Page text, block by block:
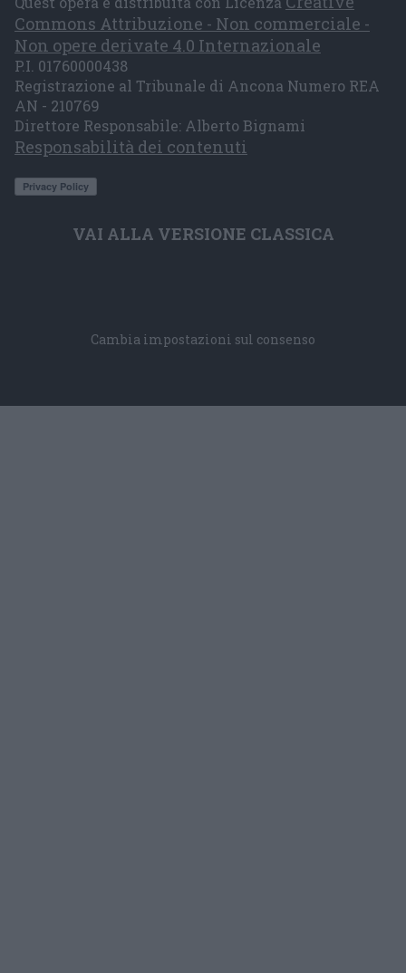
Commons Attribuzione - Non commerciale -
Non opere derivate 4.0 Internazionale
P.I. 01760000438
Registrazione al Tribunale di Ancona Numero REA
AN - 210769
Direttore Responsabile: Alberto Bignami
Responsabilità dei contenuti
VAI ALLA VERSIONE CLASSICA
Cambia impostazioni sul consenso